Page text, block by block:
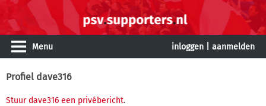
Menu inloggen aanmelden
Profiel dave316
Stuur dave316 een privébericht.